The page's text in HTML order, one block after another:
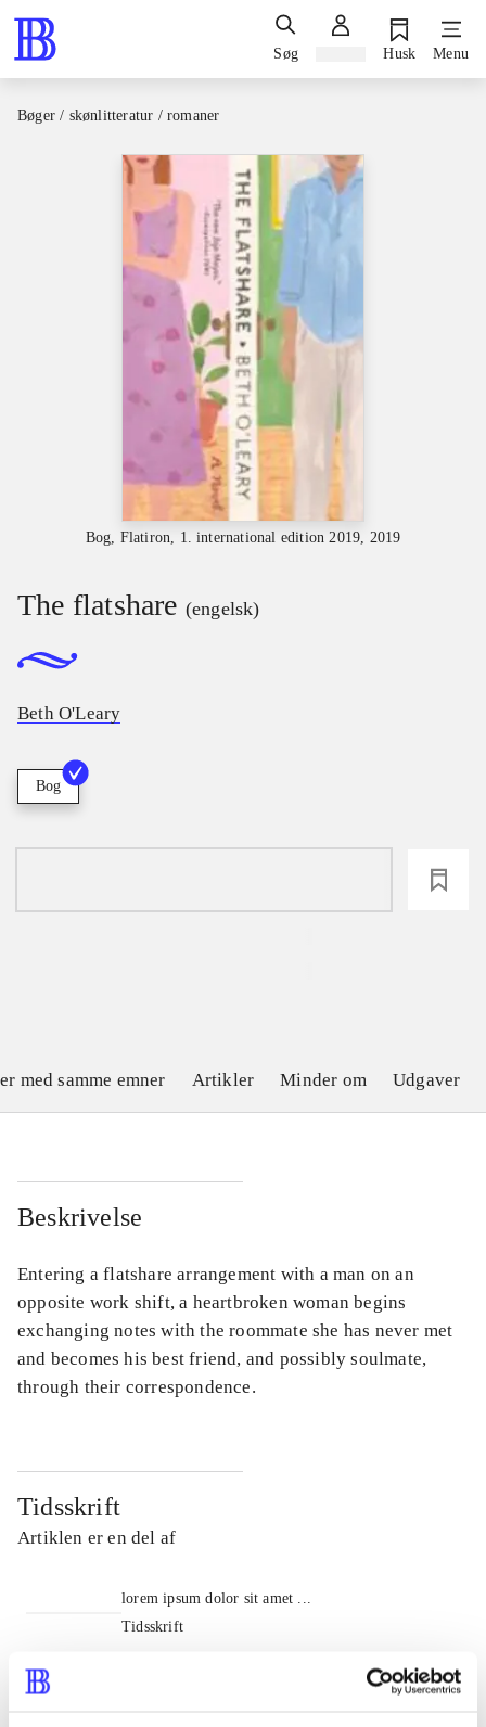
Søg Husk Menu
Bøger / skønlitteratur / romaner
Bog, Flatiron, 1. international edition 2019, 2019
The flatshare (engelsk)
Beth O'Leary
Bog
med samme emner Artikler Minder om Udgaver
Beskrivelse
Entering a flatshare arrangement with a man on an
opposite work shift, a heartbroken woman begins
exchanging notes with the roommate she has never met
and becomes his best friend, and possibly soulmate,
through their correspondence.
Tidsskrift
Artiklen er en del af
lorem ipsum dolor sit amet ...
Tidsskrift